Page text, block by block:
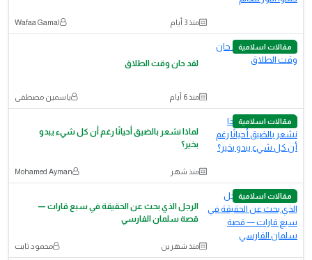
منذ 3 أيام Wafaa Gamal
مقالات اسلامية
لقد حان وقت الطلاق
منذ 6 أيام ياسمين مصطفى
مقالات اسلامية
لماذا نشعر بالضيق أحيانًا رغم أن كل شيء يبدو
بخير؟
منذ شهر Mohamed Ayman
مقالات اسلامية
الرجل الذي بحث عن الحقيقة في سبع قارات —
قصة سلمان الفارسي
منذ شهرين محمود ثابت